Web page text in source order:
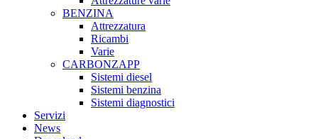
BENZINA
Attrezzatura
Ricambi
Varie
CARBONZAPP
Sistemi diesel
Sistemi benzina
Sistemi diagnostici
Servizi
News